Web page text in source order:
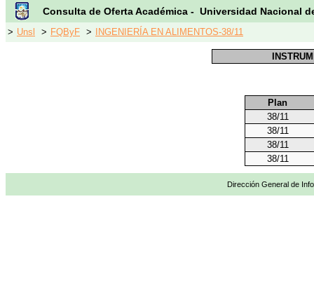
Consulta de Oferta Académica - Universidad Nacional
> Unsl > FQByF > INGENIERÍA EN ALIMENTOS-38/11
Plan
38/11
38/11
38/11
38/11
Dirección General de